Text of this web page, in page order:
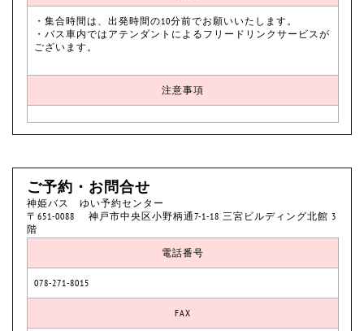
・集合時間は、出発時間の10分前でお願いいたします。
・バス車内ではアテンダントによるフリードリンクサービスが
ございます。
注意事項
ご予約・お問合せ
神姫バス ゆい予約センター
〒651-0088 神戸市中央区小野柄通7-1-18 三宮ビルディング北館 3
階
電話番号
078-271-8015
FAX